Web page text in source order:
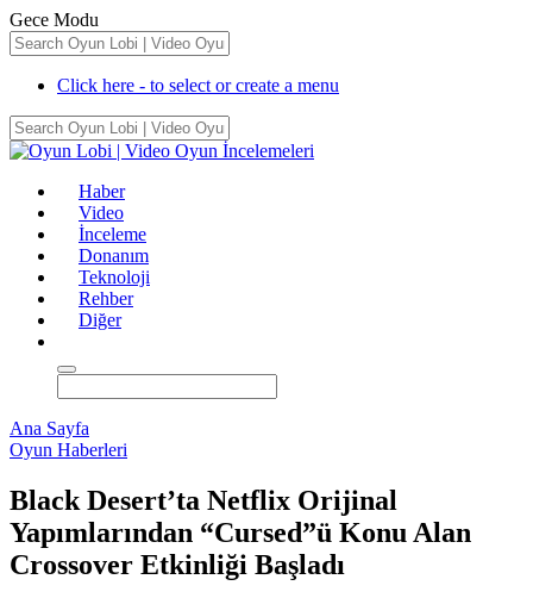
Gece Modu
Click here - to select or create a menu
Haber
Video
İnceleme
Donanım
Teknoloji
Rehber
Diğer
Ana Sayfa
Oyun Haberleri
Black Desert’ta Netflix Orijinal
Yapımlarından “Cursed”ü Konu Alan
Crossover Etkinliği Başladı